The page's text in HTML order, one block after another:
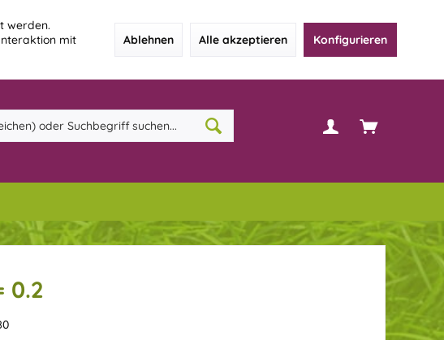
werden.
mit
Ablehnen Alle akzeptieren Konfigurieren
0.2